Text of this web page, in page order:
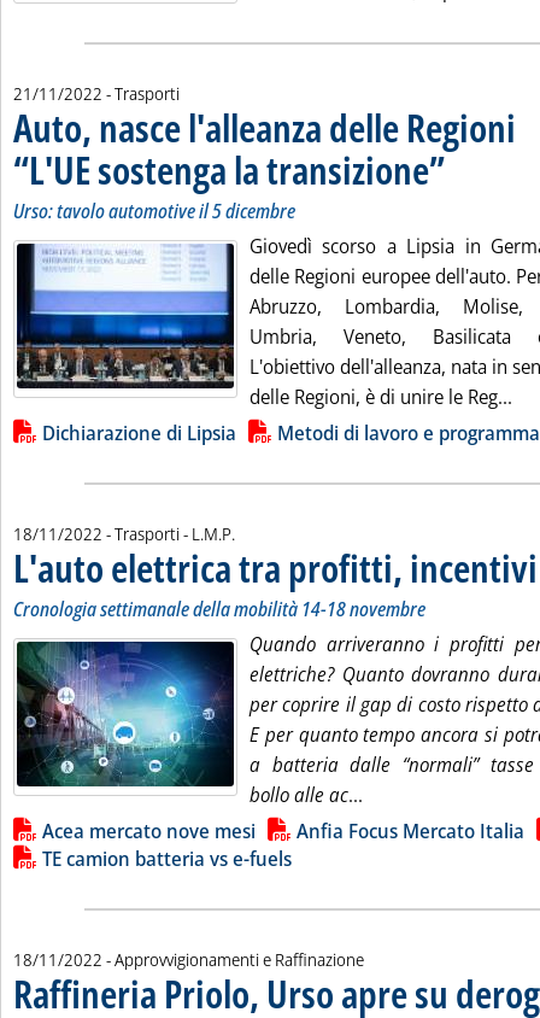
21/11/2022 - Trasporti
Auto, nasce l'alleanza delle Regioni
“L'UE sostenga la transizione”. Sottotitolo:
. Pubblicata
Urso: tavolo automotive il 5 dicembre
Giovedì scorso a Lipsia in
delle Regioni europee dell'auto.
Abruzzo, Lombardia, Molise,
Umbria, Veneto, Basilicata
L'obiettivo dell'alleanza, nata in
delle Regioni, è di unire le Reg...
Lista allegati PDF alla notizia
Dichiarazione di Lipsia Metodi di lavoro e programma
18/11/2022 - Trasporti - di:
L.M.P.
L'auto elettrica tra profitti, incentivi
Cronologia settimanale della mobilità 14-18 novembre
Quando arriveranno i profitti
elettriche? Quanto dovranno
per coprire il gap di costo rispetto
E per quanto tempo ancora si
a batteria dalle “normali”
bollo alle ac...
Lista allegati PDF alla notizia
Acea mercato nove mesi
Anfia Focus Mercato Italia
TE camion batteria vs e-fuels
18/11/2022 - Approvvigionamenti e Raffinazione
Raffineria Priolo, Urso apre su